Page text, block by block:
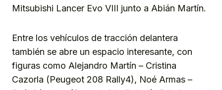
Mitsubishi Lancer Evo VIII junto a Abián Martín.
Entre los vehículos de tracción delantera
también se abre un espacio interesante, con
figuras como Alejandro Martín – Cristina
Cazorla (Peugeot 208 Rally4), Noé Armas –